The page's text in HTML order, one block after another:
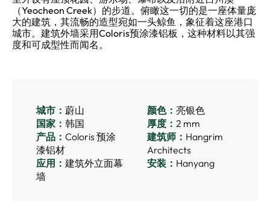
（Yeocheon Creek）的步道。俯瞰这一切的是一座体量庞
大的建筑，其流畅的造型宛如一头鲸鱼，象征着这座港口
城市。建筑外墙采用Coloris预涂漆铝板，这种材料以其强
度和可成型性而闻名。
城市： 蔚山
国家： 韩国
产品： Coloris 预涂
漆铝材
应用： 建筑外立面幕
墙
颜色： 亮银色
厚度： 2 mm
建筑师： Hangrim
Architects
安装： Hanyang